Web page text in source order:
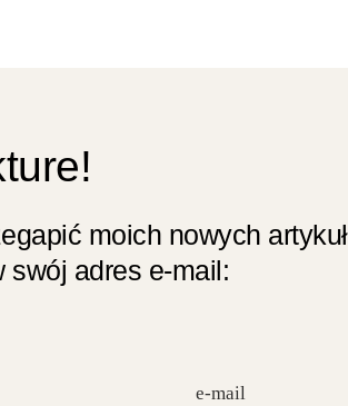
moich nowych
swój adres e-mail: